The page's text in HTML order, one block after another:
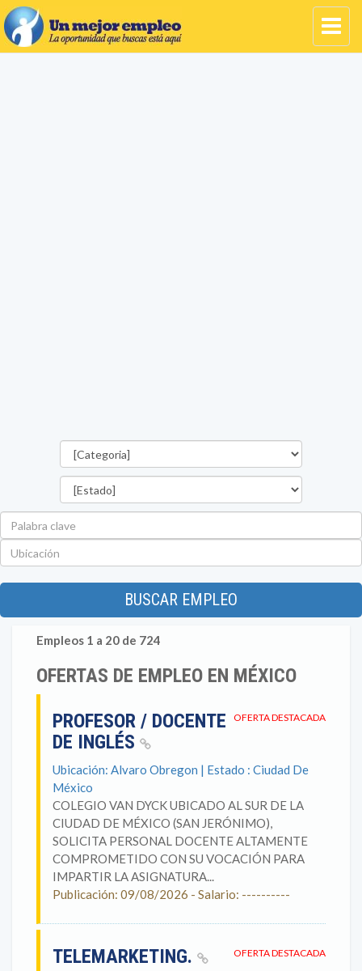
BUSCAR EMPLEO
Empleos 1 a 20 de 724
OFERTAS DE EMPLEO EN MÉXICO
OFERTA DESTACADA
PROFESOR / DOCENTE
DE INGLÉS
Ubicación: Alvaro Obregon | Estado : Ciudad De
México
COLEGIO VAN DYCK UBICADO AL SUR DE LA
CIUDAD DE MÉXICO (SAN JERÓNIMO),
SOLICITA PERSONAL DOCENTE ALTAMENTE
COMPROMETIDO CON SU VOCACIÓN PARA
IMPARTIR LA ASIGNATURA...
Publicación: 09/08/2026 - Salario: ----------
OFERTA DESTACADA
TELEMARKETING.